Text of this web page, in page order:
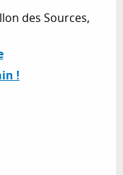
des Sources,
!